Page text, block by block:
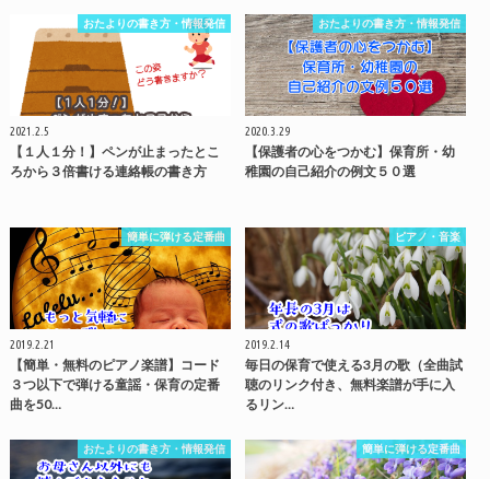
おたよりの書き方・情報発信
2021.2.5
【１人１分！】ペンが止まったとこ
ろから３倍書ける連絡帳の書き方
おたよりの書き方・情報発信
2020.3.29
【保護者の心をつかむ】保育所・幼
稚園の自己紹介の例文５０選
簡単に弾ける定番曲
2019.2.21
【簡単・無料のピアノ楽譜】コード
３つ以下で弾ける童謡・保育の定番
曲を50…
ピアノ・音楽
2019.2.14
毎日の保育で使える3月の歌（全曲試
聴のリンク付き、無料楽譜が手に入
るリン…
おたよりの書き方・情報発信 簡単に弾ける定番曲